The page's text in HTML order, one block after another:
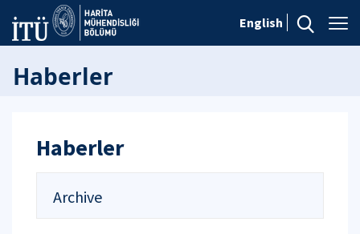
English
Haberler
Haberler
Archive